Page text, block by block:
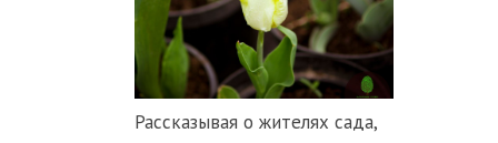
Рассказывая о жителях сада,